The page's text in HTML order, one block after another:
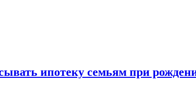
ипотеку семьям при